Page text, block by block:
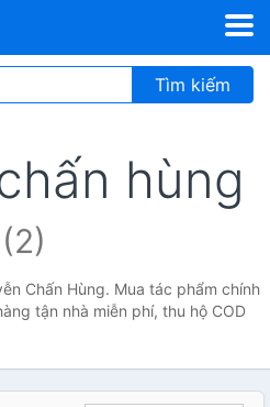
Tìm kiếm
hùng
(2)
Chấn Hùng. Mua tác phẩm chính
tận nhà miễn phí, thu hộ COD